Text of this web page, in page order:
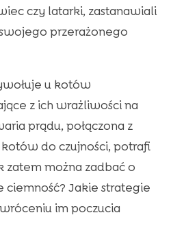
szumu
na kota
jedzenia
kuwety
kota
torby dla kota
właścicieli zwierząt
dostawie prądu
czy latarki, zastanawiali
przerażonego
u kotów
z ich wrażliwości na
prądu, połączona z
do czujności, potrafi
zatem można zadbać o
ciemność? Jakie strategie
im poczucia